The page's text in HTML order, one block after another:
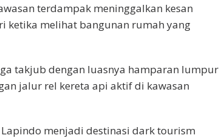
terdampak meninggalkan kesan
ketika melihat bangunan rumah yang
takjub dengan luasnya hamparan lumpur
jalur rel kereta api aktif di kawasan
menjadi destinasi dark tourism